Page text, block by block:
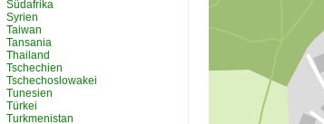
Südafrika
Syrien
Taiwan
Tansania
Thailand
Tschechien
Tschechoslowakei
Tunesien
Türkei
Turkmenistan